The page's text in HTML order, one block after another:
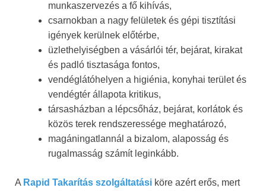
munkaszervezés a fő kihívás,
csarnokban a nagy felületek és gépi tisztítási
igények kerülnek előtérbe,
üzlethelyiségben a vásárlói tér, bejárat, kirakat
és padló tisztasága fontos,
vendéglátóhelyen a higiénia, konyhai terület és
vendégtér állapota kritikus,
társasházban a lépcsőház, bejárat, korlátok és
közös terek rendszeressége meghatározó,
magáningatlannál a bizalom, alaposság és
rugalmasság számít leginkább.
A Rapid Takarítás szolgáltatási köre azért erős, mert